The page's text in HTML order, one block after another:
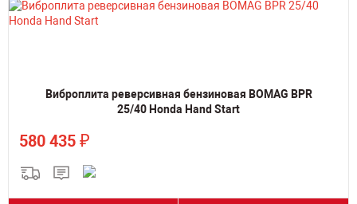
Виброплита реверсивная бензиновая BOMAG BPR
25/40 Honda Hand Start
580 435 ₽